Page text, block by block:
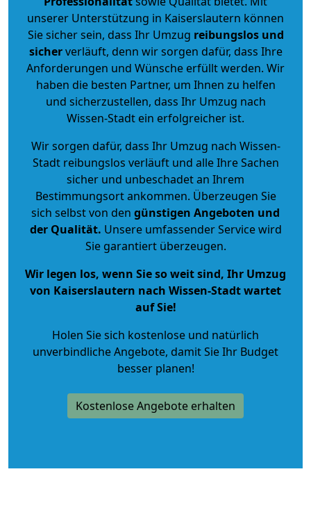
unserer Unterstützung in Kaiserslautern können
Sie sicher sein, dass Ihr Umzug reibungslos und
sicherverläuft, denn wir sorgen dafür, dass Ihre
Anforderungen und Wünsche erfüllt werden. Wir
haben die besten Partner, um Ihnen zu helfen
und sicherzustellen, dass Ihr Umzug nach
Wissen-Stadt ein erfolgreicher ist.
Wir sorgen dafür, dass Ihr Umzug nach Wissen-
Stadt reibungslos verläuft und alle Ihre Sachen
sicher und unbeschadet an Ihrem
Bestimmungsort ankommen. Überzeugen Sie
sich selbst von den günstigen Angeboten und
der Qualität. Unsere umfassender Service wird
Sie garantiert überzeugen.
Wir legen los, wenn Sie so weit sind, Ihr Umzug
von Kaiserslautern nach Wissen-Stadt wartet
auf Sie!
Holen Sie sich kostenlose und natürlich
unverbindliche Angebote, damit Sie Ihr Budget
besser planen!
Kostenlose Angebote erhalten